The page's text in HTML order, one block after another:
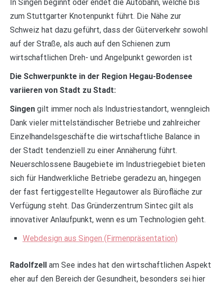
In Singen beginnt oder endet die Autobahn, welche bis
zum Stuttgarter Knotenpunkt führt. Die Nähe zur
Schweiz hat dazu geführt, dass der Güterverkehr sowohl
auf der Straße, als auch auf den Schienen zum
wirtschaftlichen Dreh- und Angelpunkt geworden ist
Die Schwerpunkte in der Region Hegau-Bodensee
variieren von Stadt zu Stadt:
Singen gilt immer noch als Industriestandort, wenngleich
Dank vieler mittelständischer Betriebe und zahlreicher
Einzelhandelsgeschäfte die wirtschaftliche Balance in
der Stadt tendenziell zu einer Annäherung führt.
Neuerschlossene Baugebiete im Industriegebiet bieten
sich für Handwerkliche Betriebe geradezu an, hingegen
der fast fertiggestellte Hegautower als Bürofläche zur
Verfügung steht. Das Gründerzentrum Sintec gilt als
innovativer Anlaufpunkt, wenn es um Technologien geht.
Webdesign aus Singen (Firmenpräsentation)
Radolfzell am See indes hat den wirtschaftlichen Aspekt
eher auf den Bereich der Gesundheit, besonders sei hier